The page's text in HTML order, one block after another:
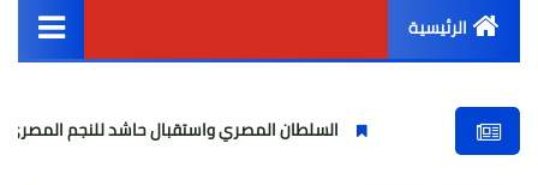
الرئيسية
أخبار مصر
السلطان المصري واستقبال حاشد للنجم المصري